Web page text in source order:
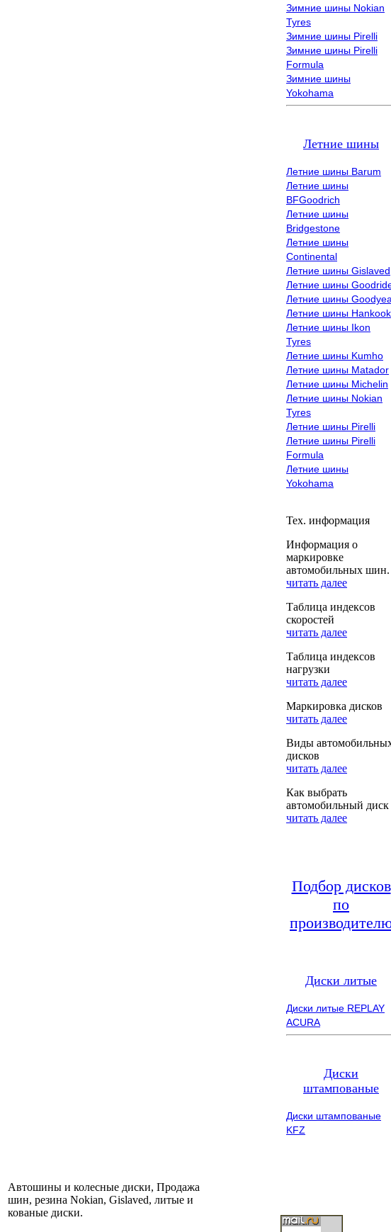
Зимние шины Nokian
Tyres
Зимние шины Pirelli
Зимние шины Pirelli
Formula
Зимние шины
Yokohama
Летние шины
Летние шины Barum
Летние шины
BFGoodrich
Летние шины
Bridgestone
Летние шины
Continental
Летние шины Gislaved
Летние шины
Летние шины
Летние шины Hankook
Летние шины Ikon
Tyres
Летние шины Kumho
Летние шины Matador
Летние шины Michelin
Летние шины Nokian
Tyres
Летние шины Pirelli
Летние шины Pirelli
Formula
Летние шины
Yokohama
Тех. информация
Информация о
маркировке
автомобильных шин.
читать далее
Таблица индексов
скоростей
читать далее
Таблица индексов
нагрузки
читать далее
Маркировка дисков
читать далее
Виды
дисков
читать далее
Как выбрать
автомобильный диск
читать далее
Подбор дисков
по
Диски литые
Диски литые REPLAY
ACURA
Диски
штампованые
Диски штампованые
KFZ
Автошины и колесные диски, Продажа
шин, резина Nokian, Gislaved, литые и
кованые диски.